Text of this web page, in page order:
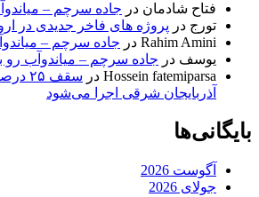
فتاح شادمان در جاده سرچم –
تورج در پروژه های فاخر جدیدی در
Rahim Amini در جاده سرچم –
یوسف در جاده سرچم – میاندوآب رو
Hossein fatemiparsa در
سقف
آذربایجان شرقی اجرا می‌شود
بایگانی‌ها
آگوست 2026
جولای 2026